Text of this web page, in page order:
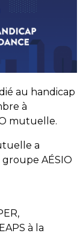
au handicap
à
mutuelle.
a
AÉSIO
à la